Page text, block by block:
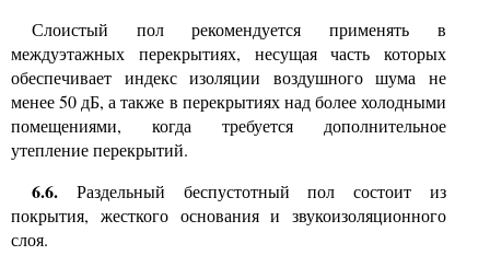
Слоистый пол рекомендуется применять в
междуэтажных перекрытиях, несущая часть которых
обеспечивает индекс изоляции воздушного шума не
менее 50 дБ, а также в перекрытиях над более холодными
помещениями, когда требуется дополнительное
утепление перекрытий.
6.6.Раздельный беспустотный пол состоит из
покрытия, жесткого основания и звукоизоляционного
слоя.